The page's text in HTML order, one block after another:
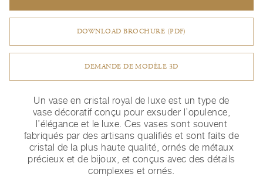
DOWNLOAD BROCHURE (PDF)
DEMANDE DE MODÈLE 3D
Un vase en cristal royal de luxe est un type de
vase décoratif conçu pour exsuder l’opulence,
l’élégance et le luxe. Ces vases sont souvent
fabriqués par des artisans qualifiés et sont faits de
cristal de la plus haute qualité, ornés de métaux
précieux et de bijoux, et conçus avec des détails
complexes et ornés.